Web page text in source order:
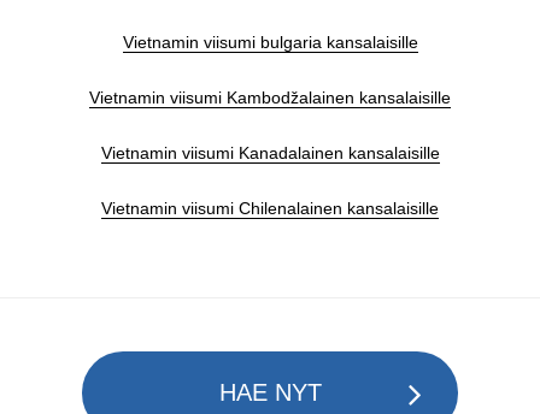
Vietnamin viisumi bulgaria kansalaisille
Vietnamin viisumi Kambodžalainen kansalaisille
Vietnamin viisumi Kanadalainen kansalaisille
Vietnamin viisumi Chilenalainen kansalaisille
HAE NYT